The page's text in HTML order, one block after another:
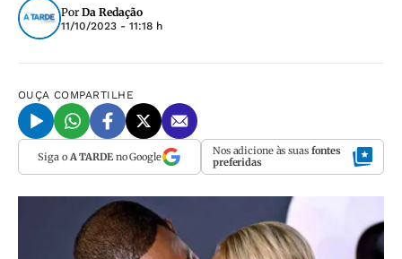
Por Da Redação
11/10/2023 - 11:18 h
OUÇA COMPARTILHE
Siga o A TARDEno Google Nos adicione às suas fontes
preferidas